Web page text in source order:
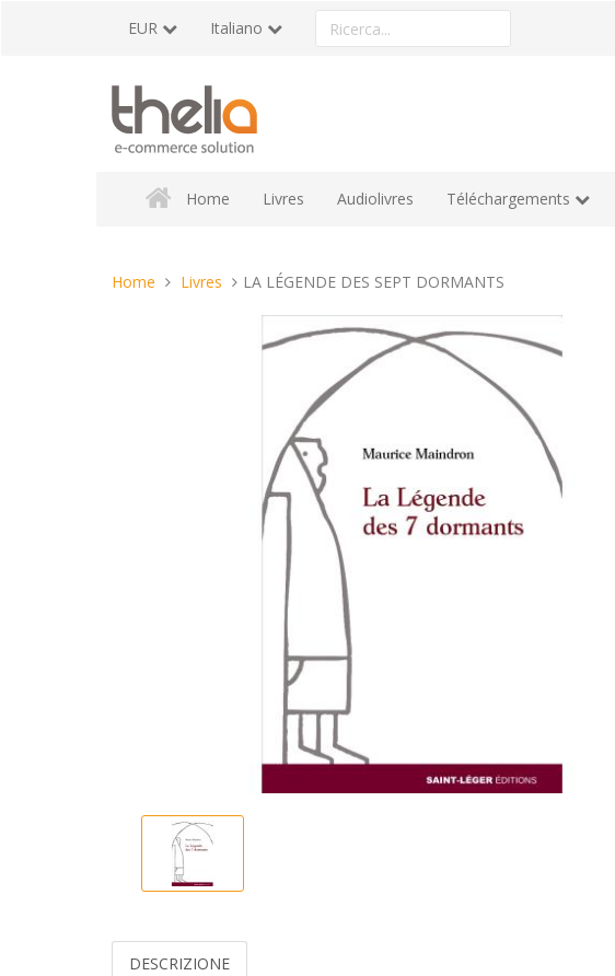
EUR Italiano
Ricerca
un
Home Livres Audiolivres Téléchargements
Tu
Home Livres LA LÉGENDE DES SEPT DORMANTS
DESCRIZIONE